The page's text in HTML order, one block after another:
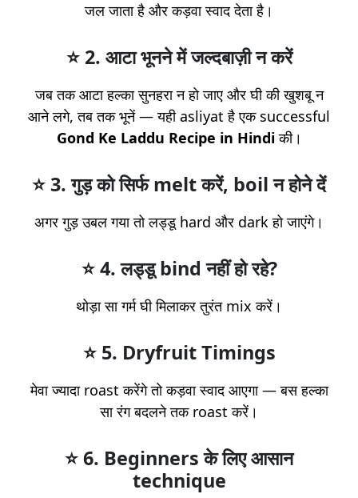
जल जाता है और कड़वा स्वाद देता है।
⭐ 2. आटा भूनने में जल्दबाज़ी न करें
जब तक आटा हल्का सुनहरा न हो जाए और घी की खुशबू न
आने लगे, तब तक भूनें — यही asliyat है एक successful
Gond Ke Laddu Recipe in Hindiकी।
⭐3. गुड़ को सिर्फ melt करें, boil न होने दें
अगर गुड़ उबल गया तो लड्डू hard और dark हो जाएंगे।
⭐4. लड्डू bind नहीं हो रहे?
थोड़ा सा गर्म घी मिलाकर तुरंत mix करें।
⭐ 5. Dryfruit Timings
मेवा ज्यादा roast करेंगे तो कड़वा स्वाद आएगा — बस हल्का
सा रंग बदलने तक roast करें।
⭐6. Beginners के लिए आसान
technique